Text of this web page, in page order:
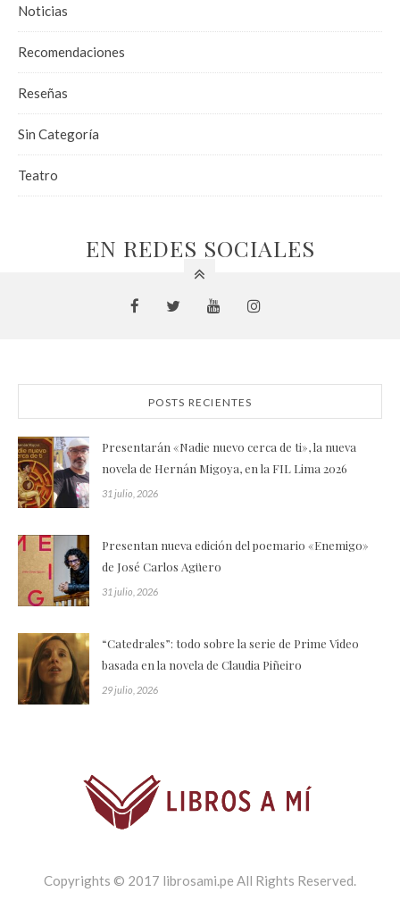
Noticias
Recomendaciones
Reseñas
Sin Categoría
Teatro
EN REDES SOCIALES
POSTS RECIENTES
Presentarán «Nadie nuevo cerca de ti», la nueva
novela de Hernán Migoya, en la FIL Lima 2026
31 julio, 2026
Presentan nueva edición del poemario «Enemigo»
de José Carlos Agüero
31 julio, 2026
“Catedrales”: todo sobre la serie de Prime Video
basada en la novela de Claudia Piñeiro
29 julio, 2026
Copyrights © 2017 librosami.pe All Rights Reserved.